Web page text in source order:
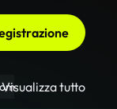
Di Sfondo Virtuale
Visualizza tutto